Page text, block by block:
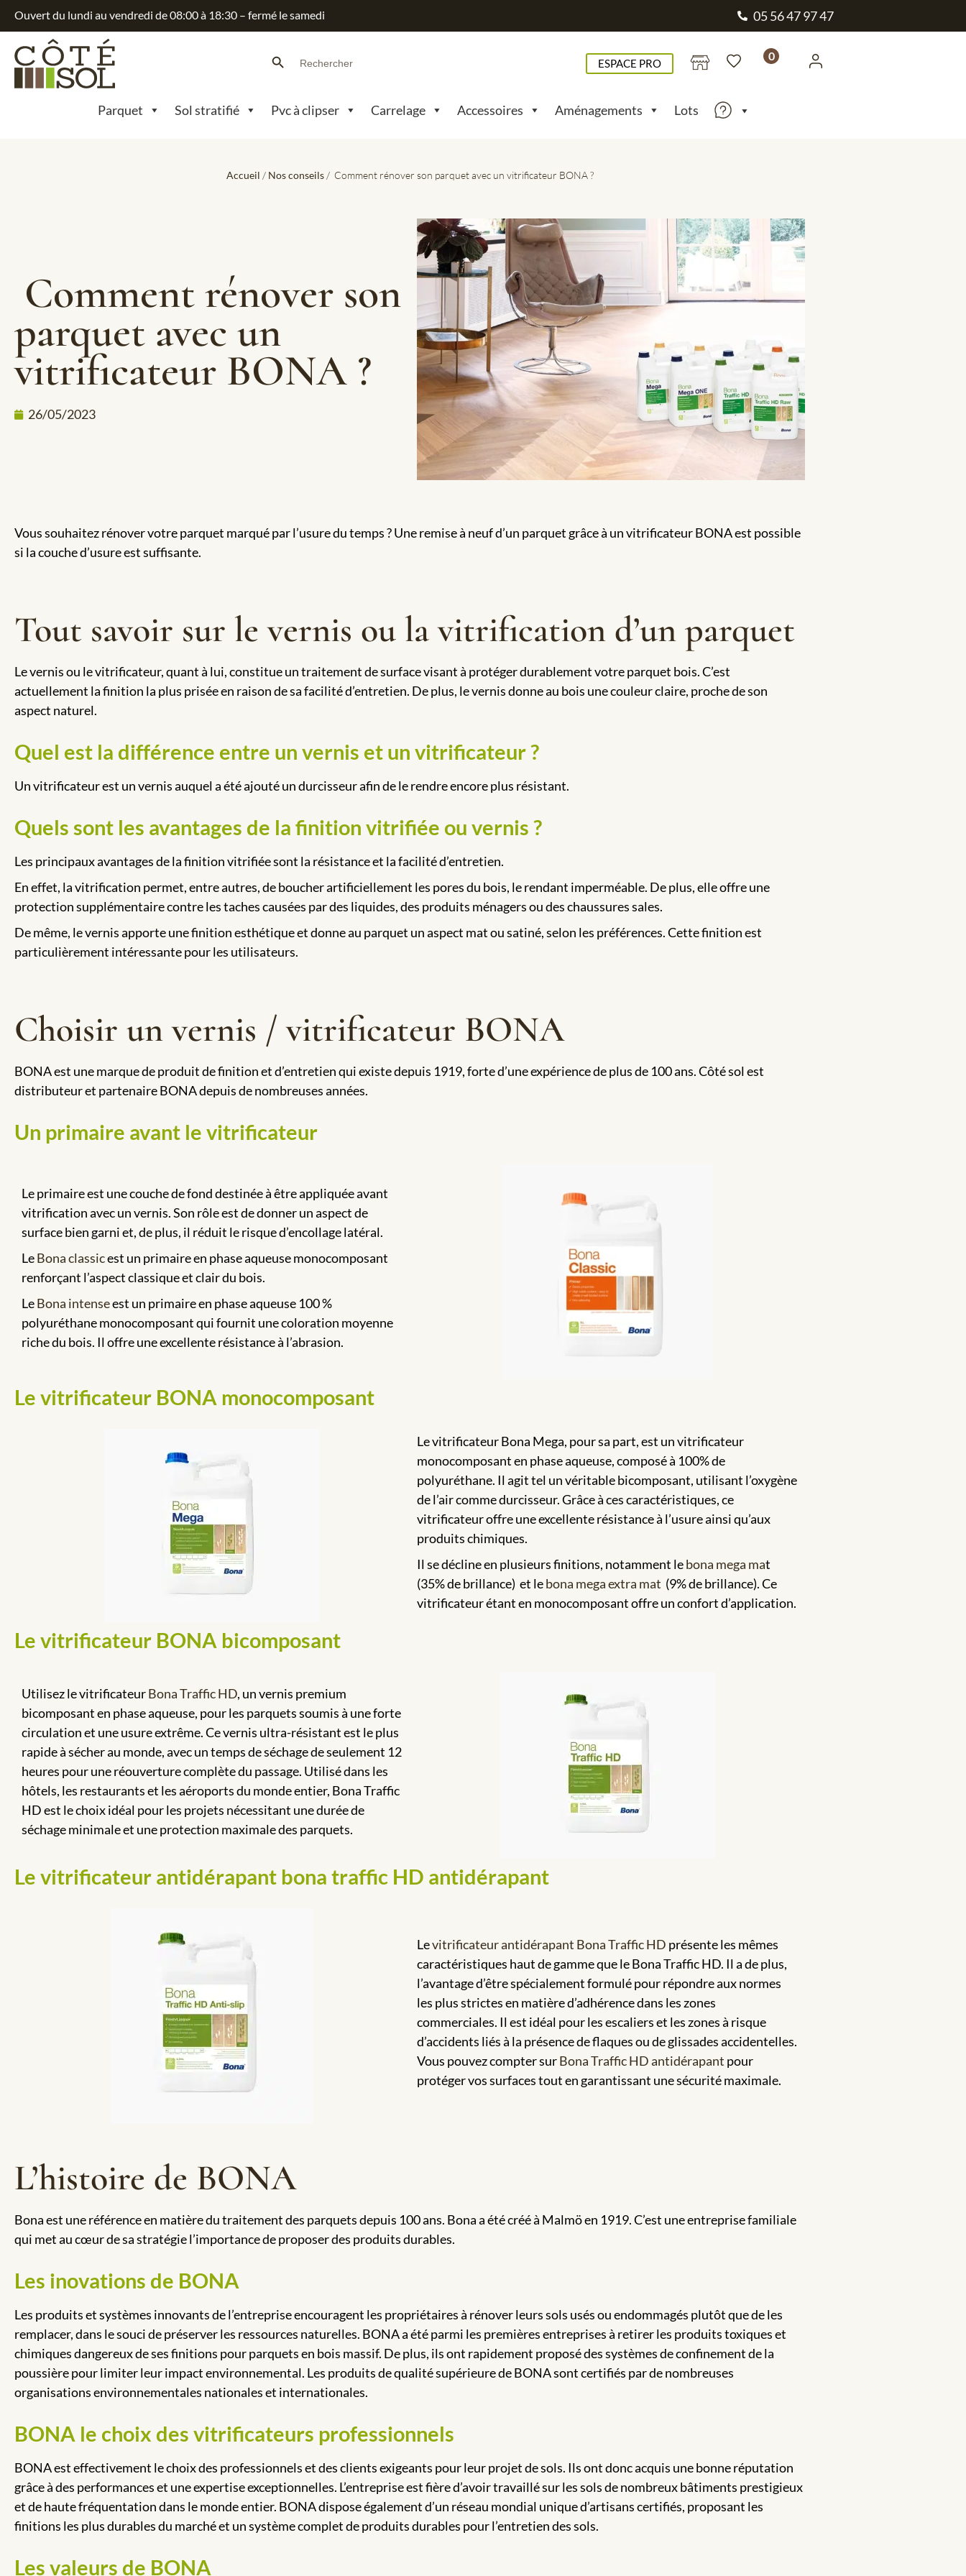
Ouvert du lundi au vendredi de 08:00 à 18:30 – fermé le samedi 05 56 47 97 47
Search
for:
ESPACE PRO
0
Parquet Sol stratifié Pvc à clipser Carrelage Accessoires Aménagements Lots
Accueil / Nos conseils/ Comment rénover son parquet avec un vitrificateur BONA ?
Comment rénover son
parquet avec un
vitrificateur BONA ?
26/05/2023
Vous souhaitez rénover votre parquet marqué par l’usure du temps ? Une remise à neuf d’un parquet grâce à un vitrificateur BONA est possible
si la couche d’usure est suffisante.
Tout savoir sur le vernis ou la vitrification d’un parquet
Le vernis ou le vitrificateur, quant à lui, constitue un traitement de surface visant à protéger durablement votre parquet bois. C’est
actuellement la finition la plus prisée en raison de sa facilité d’entretien. De plus, le vernis donne au bois une couleur claire, proche de son
aspect naturel.
Quel est la différence entre un vernis et un vitrificateur ?
Un vitrificateur est un vernis auquel a été ajouté un durcisseur afin de le rendre encore plus résistant.
Quels sont les avantages de la finition vitrifiée ou vernis ?
Les principaux avantages de la finition vitrifiée sont la résistance et la facilité d’entretien.
En effet, la vitrification permet, entre autres, de boucher artificiellement les pores du bois, le rendant imperméable. De plus, elle offre une
protection supplémentaire contre les taches causées par des liquides, des produits ménagers ou des chaussures sales.
De même, le vernis apporte une finition esthétique et donne au parquet un aspect mat ou satiné, selon les préférences.Cette finition est
particulièrement intéressante pour les utilisateurs.
Choisir un vernis / vitrificateur BONA
BONA est une marque de produit de finition et d’entretien qui existe depuis 1919, forte d’une expérience de plus de 100 ans. Côté sol est
distributeur et partenaire BONA depuis de nombreuses années.
Un primaire avant le vitrificateur
Le primaire est une couche de fond destinée à être appliquée avant
vitrification avec un vernis. Son rôle est de donner un aspect de
surface bien garni et, de plus, il réduit le risque d’encollage latéral.
LeBona classicest un primaire en phase aqueuse monocomposant
renforçant l’aspect classique et clair du bois.
LeBona intenseest un primaire en phase aqueuse 100 %
polyuréthane monocomposant qui fournit une coloration moyenne
riche du bois. Il offre une excellente résistance à l’abrasion.
Le vitrificateur BONA monocomposant
Le vitrificateur Bona Mega, pour sa part, est un vitrificateur
monocomposant en phase aqueuse, composé à 100% de
polyuréthane. Il agit tel un véritable bicomposant, utilisant l’oxygène
de l’air comme durcisseur. Grâce à ces caractéristiques, ce
vitrificateur offre une excellente résistance à l’usure ainsi qu’aux
produits chimiques.
Il se décline en plusieurs finitions, notamment lebona mega mat
(35% de brillance) et lebona mega extra mat (9% de brillance). Ce
vitrificateur étant en monocomposant offre un confort d’application.
Le vitrificateur BONA bicomposant
Utilisez levitrificateurBona Traffic HD, un vernis premium
bicomposant en phase aqueuse, pour les parquets soumis à une forte
circulation et une usure extrême. Ce vernis ultra-résistant est le plus
rapide à sécher au monde, avec un temps de séchage de seulement 12
heures pour une réouverture complète du passage. Utilisé dans les
hôtels, les restaurants et les aéroports du monde entier, Bona Traffic
HD est le choix idéal pour les projets nécessitant une durée de
séchage minimale et une protection maximale des parquets.
Le vitrificateur antidérapant bona traffic HD antidérapant
Levitrificateur antidérapant Bona Traffic HD présente les mêmes
caractéristiques haut de gamme que le Bona Traffic HD. Il a de plus,
l’avantage d’être spécialement formulé pour répondre aux normes
les plus strictes en matière d’adhérence dans les zones
commerciales. Il est idéal pour les escaliers et les zones à risque
d’accidents liés à la présence de flaques ou de glissades accidentelles.
Vous pouvez compter surBona Traffic HD antidérapant pour
protéger vos surfaces tout en garantissant une sécurité maximale.
L’histoire de BONA
Bona est une référence en matière du traitement des parquets depuis 100 ans. Bona a été créé à Malmö en 1919. C’est une entreprise familiale
qui met au cœur de sa stratégie l’importance de proposer des produits durables.
Les inovations de BONA
Les produits et systèmes innovants de l’entreprise encouragent les propriétaires à rénover leurs sols usés ou endommagés plutôt que de les
remplacer, dans le souci de préserver les ressources naturelles. BONA a été parmi les premières entreprises à retirer les produits toxiques et
chimiques dangereux de ses finitions pour parquets en bois massif. De plus, ils ont rapidement proposé des systèmes de confinement de la
poussière pour limiter leur impact environnemental. Les produits de qualité supérieure de BONA sont certifiés par de nombreuses
organisations environnementales nationales et internationales.
BONA le choix des vitrificateurs professionnels
BONA est effectivement le choix des professionnels et des clients exigeants pour leur projet de sols. Ils ont donc acquis une bonne réputation
grâce à des performances et une expertise exceptionnelles. L’entreprise est fière d’avoir travaillé sur les sols de nombreux bâtiments prestigieux
et de haute fréquentation dans le monde entier. BONA dispose également d’un réseau mondial unique d’artisans certifiés, proposant les
finitions les plus durables du marché et un système complet de produits durables pour l’entretien des sols.
Les valeurs de BONA